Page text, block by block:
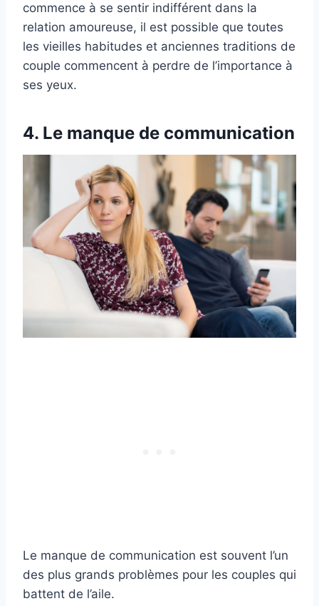
commence à se sentir indifférent dans la
relation amoureuse, il est possible que toutes
les vieilles habitudes et anciennes traditions de
couple commencent à perdre de l’importance à
ses yeux.
4. Le manque de communication
Le manque de communication est souvent l’un
des plus grands problèmes pour les couples qui
battent de l’aile.